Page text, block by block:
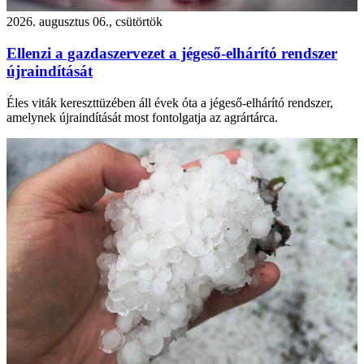
2026. augusztus 06., csütörtök
Ellenzi a gazdaszervezet a jégeső-elhárító rendszer
újraindítását
Éles viták kereszttüzében áll évek óta a jégeső-elhárító rendszer,
amelynek újraindítását most fontolgatja az agrártárca.